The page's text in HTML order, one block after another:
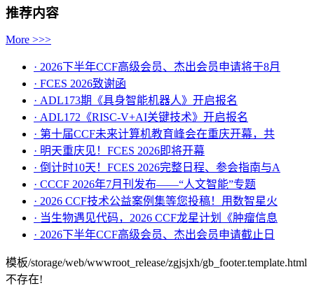
推荐内容
More >>>
· 2026下半年CCF高级会员、杰出会员申请将于8月
· FCES 2026致谢函
· ADL173期《具身智能机器人》开启报名
· ADL172《RISC-V+AI关键技术》开启报名
· 第十届CCF未来计算机教育峰会在重庆开幕，共
· ​明天重庆见！FCES 2026即将开幕
· 倒计时10天！FCES 2026完整日程、参会指南与A
· CCCF 2026年7月刊发布——“人文智能”专题
· 2026 CCF技术公益案例集等您投稿！用数智星火
· 当生物遇见代码，2026 CCF龙星计划《肿瘤信息
· 2026下半年CCF高级会员、杰出会员申请截止日
模板/storage/web/wwwroot_release/zgjsjxh/gb_footer.template.html
不存在!